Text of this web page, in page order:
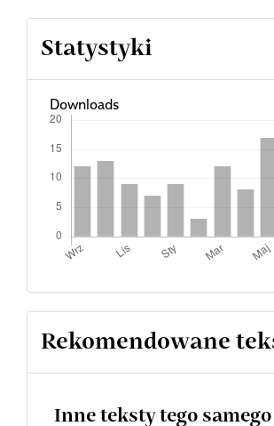
Statystyki
Downloads
Rekomendowane
Inne teksty tego